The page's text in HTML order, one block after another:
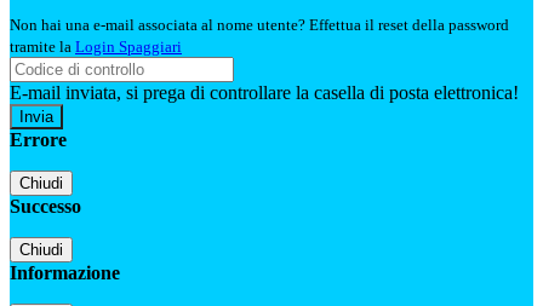
Non hai una e-mail associata al nome utente? Effettua il reset della password
tramite la Login Spaggiari
E-mail inviata, si prega di controllare la casella di posta elettronica!
Errore
Chiudi
Successo
Chiudi
Informazione